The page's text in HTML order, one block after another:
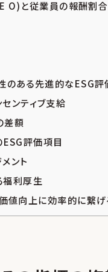
O)と従業員の報酬割合
のある先進的なESG評
ンティブ支給
差額
評価項目
ント
福利厚生
値向上に効率的に繋げ